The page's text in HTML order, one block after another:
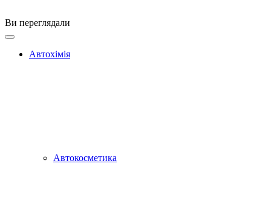
Ви переглядали
Автохімія
Автокосметика